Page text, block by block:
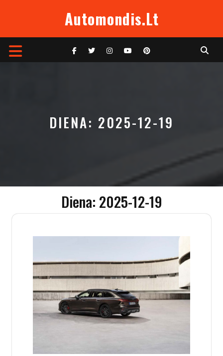
Automondis.lt
Open
DIENA: 2025-12-19
Diena: 2025-12-19